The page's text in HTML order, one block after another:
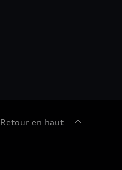
Retour en haut